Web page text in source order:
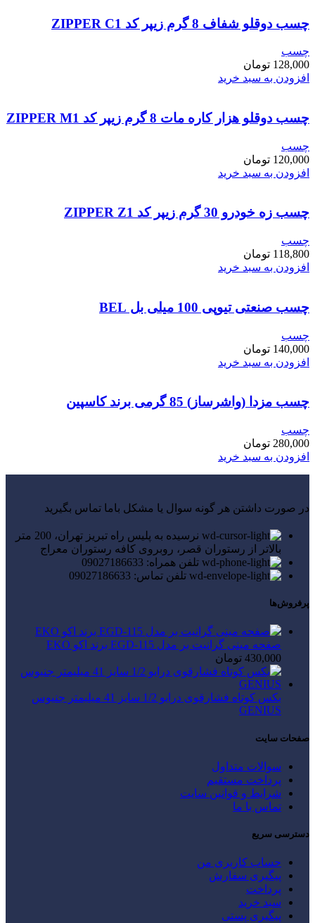
چسب دوقلو شفاف 8 گرم زیپر کد ZIPPER C1
چسب
128,000 تومان
افزودن به سبد خرید
چسب دوقلو هزار کاره مات 8 گرم زیپر کد ZIPPER M1
چسب
120,000 تومان
افزودن به سبد خرید
چسب زه خودرو 30 گرم زیپر کد ZIPPER Z1
چسب
118,800 تومان
افزودن به سبد خرید
چسب صنعتی تیوپی 100 میلی بل BEL
چسب
140,000 تومان
افزودن به سبد خرید
چسب مزدا (واشرساز) 85 گرمی برند کاسپین
چسب
280,000 تومان
افزودن به سبد خرید
در صورت داشتن هر گونه سوال یا مشکل باما تماس بگیرید
نرسیده به پلیس راه تبریز تهران، 200 متر
بالاتر از رستوران قصر، روبروی کافه رستوران معراج
تلفن همراه: 09027186633
تلفن تماس: 09027186633
پرفروش‌ها
صفحه مینی گرانیت بر مدل EGD-115 برند اکو EKO
430,000 تومان
بکس کوتاه فشارقوی درایو 1/2 سایز 41 میلیمتر جنیوس
GENIUS
صفحات سایت
سوالات متداول
پرداخت مستقیم
شرایط و قوانین سایت
تماس با ما
دسترسی سریع
حساب کاربری من
پیگیری سفارش
پرداخت
سبد خرید
پیگیری پستی